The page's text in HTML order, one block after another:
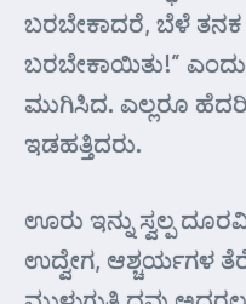
ಬರಬೇಕಾದರೆ, ಬೆಳೆ ತನಕ
ಬರಬೇಕಾಯಿತು!”
ಮುಗಿಸಿದ. ಎಲ್ಲರೂ
ಇಡಹತ್ತಿದರು.
ಊರು ಇನ್ನು ಸ್ವಲ್ಪ
ಉದ್ವೇಗ, ಆಶ್ಚರ್ಯಗಳ